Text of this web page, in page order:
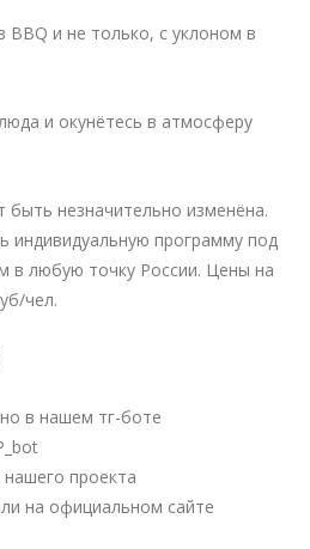
BBQ и не только, с уклоном в
и окунётесь в атмосферу
незначительно изменёна.
программу под
в любую точку России. Цены на
чел.
в нашем тг-боте
проекта
на официальном сайте